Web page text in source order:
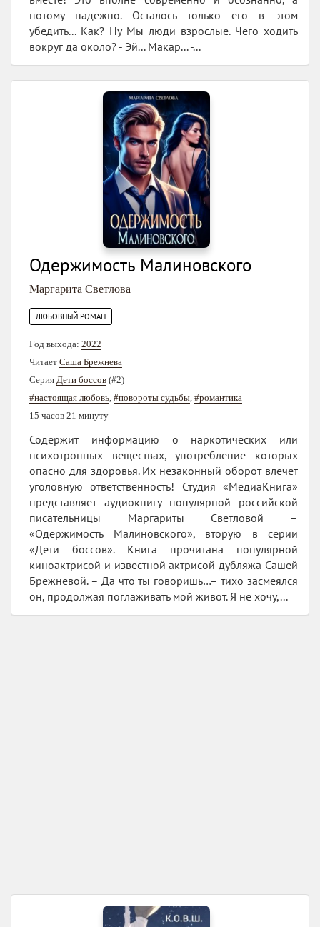
потому надежно. Осталось только его в этом
убедить... Как? Ну Мы люди взрослые. Чего ходить
вокруг да около? - Эй... Макар... -...
Одержимость Малиновского
Маргарита Светлова
ЛЮБОВНЫЙ РОМАН
Год выхода: 2022
Читает Саша Брежнева
Серия Дети боссов (#2)
#настоящая любовь #повороты судьбы #романтика
15 часов 21 минуту
Содержит информацию о наркотических или
психотропных веществах, употребление которых
опасно для здоровья. Их незаконный оборот влечет
уголовную ответственность! Студия «МедиаКнига»
представляет аудиокнигу популярной российской
писательницы Маргариты Светловой –
«Одержимость Малиновского», вторую в серии
«Дети боссов». Книга прочитана популярной
киноактрисой и известной актрисой дубляжа Сашей
Брежневой. – Да что ты говоришь…– тихо засмеялся
он, продолжая поглаживать мой живот. Я не хочу,...